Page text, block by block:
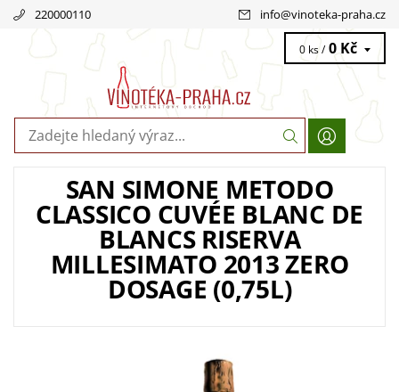
220000110 info@vinoteka-praha.cz
0 ks / 0 Kč
SAN SIMONE METODO
CLASSICO CUVÉE BLANC DE
BLANCS RISERVA
MILLESIMATO 2013 ZERO
DOSAGE (0,75L)